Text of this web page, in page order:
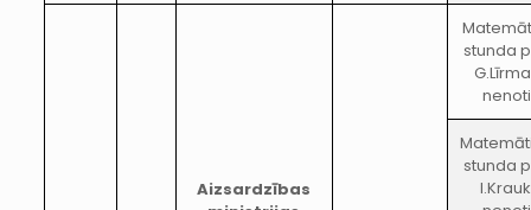
Aizsardzības
stunda
stunda